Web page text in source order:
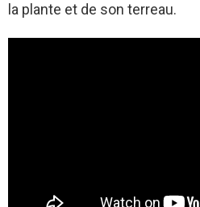
la plante et de son terreau.